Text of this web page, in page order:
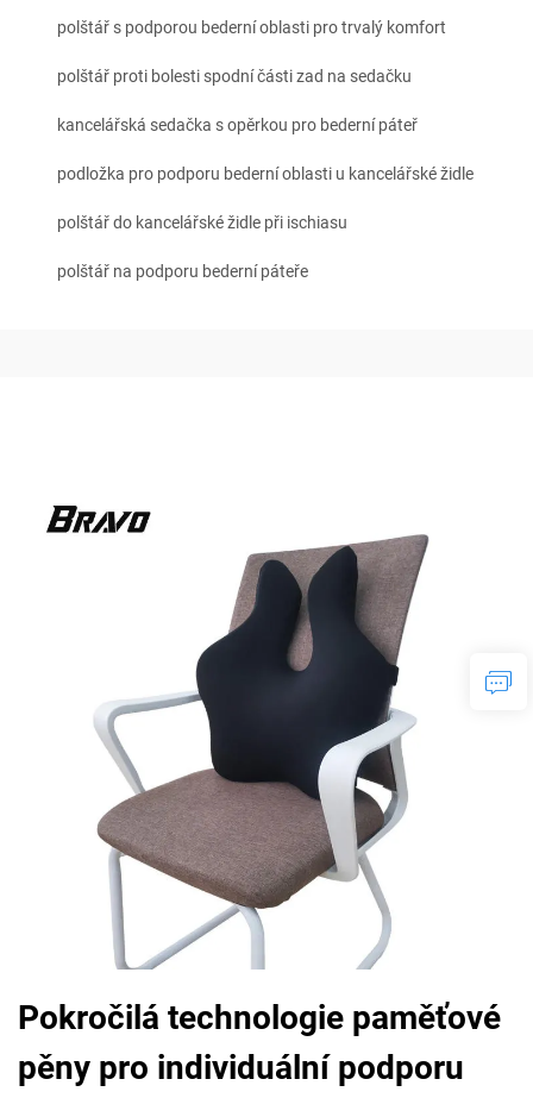
polštář s podporou bederní oblasti pro trvalý komfort
polštář proti bolesti spodní části zad na sedačku
kancelářská sedačka s opěrkou pro bederní páteř
podložka pro podporu bederní oblasti u kancelářské židle
polštář do kancelářské židle při ischiasu
polštář na podporu bederní páteře
Pokročilá technologie paměťové
pěny pro individuální podporu